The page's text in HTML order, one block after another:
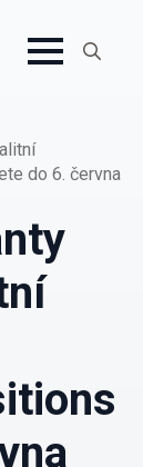
do 6. června